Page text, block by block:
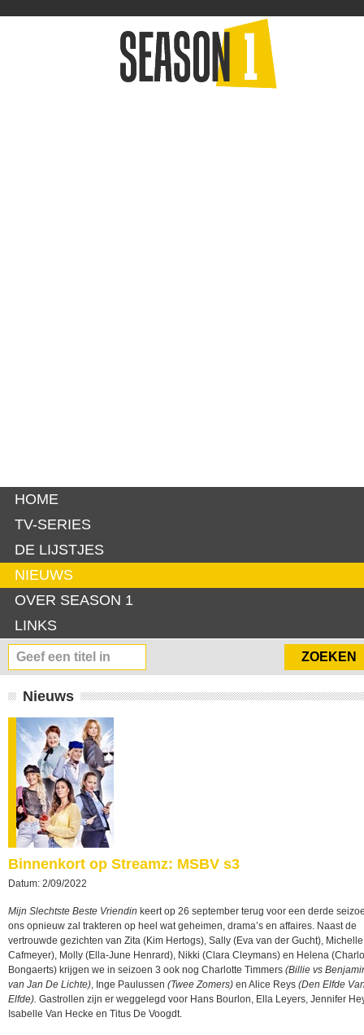
HOME
TV-SERIES
DE LIJSTJES
NIEUWS
OVER SEASON 1
LINKS
Nieuws
Binnenkort op Streamz: MSBV s3
Datum: 2/09/2022
Mijn Slechtste Beste Vriendin keert op 26 september terug voor een derde
ons opnieuw zal trakteren op heel wat geheimen, drama’s en affaires. Naast de
vertrouwde gezichten van Zita (Kim Hertogs), Sally (Eva van der Gucht),
Cafmeyer), Molly (Ella-June Henrard), Nikki (Clara Cleymans) en Helena
Bongaerts) krijgen we in seizoen 3 ook nog Charlotte Timmers (Billie vs
van Jan De Lichte), Inge Paulussen (Twee Zomers) en Alice Reys (Den Elfde
Elfde). Gastrollen zijn er weggelegd voor Hans Bourlon, Ella Leyers, Jennifer
Isabelle Van Hecke en Titus De Voogdt.